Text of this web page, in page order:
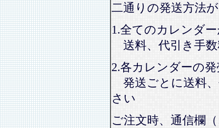
二通りの発送方法
1.全てのカレンダ
送料、代引き手
2.各カレンダーの
発送ごとに送料
さい
ご注文時、通信欄